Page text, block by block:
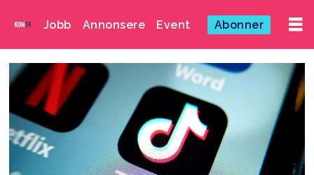
Jobb Annonsere Event Abonner